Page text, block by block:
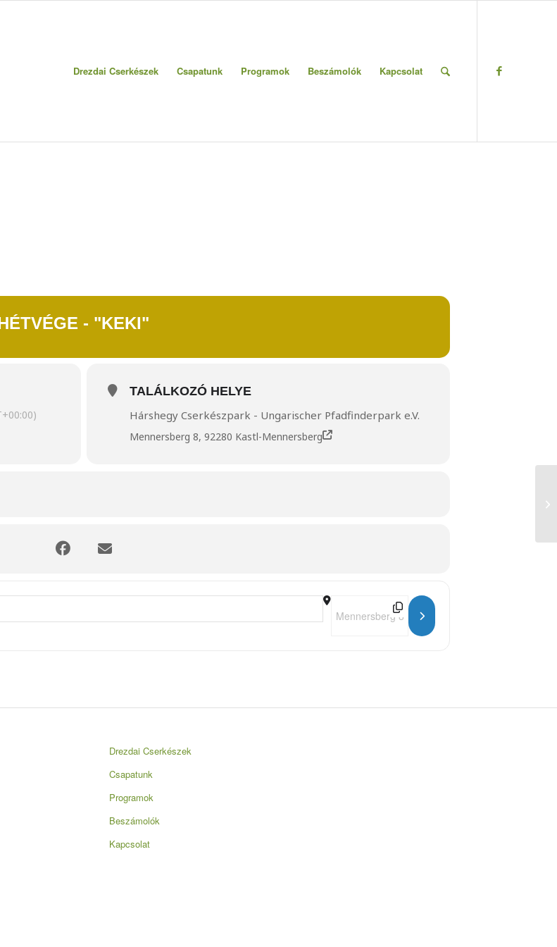
Drezdai Cserkészek Csapatunk Programok Beszámolók Kapcsolat
- "KEKI"
TALÁLKOZÓ HELYE
Hárshegy Cserkészpark - Ungarischer Pfadfinderpark e.V.
Mennersberg 8, 92280 Kastl-Mennersberg
"KEKI" [] Destination Address - Kerületi Kiscserkész
Drezdai Cserkészek
Csapatunk
Programok
Beszámolók
Kapcsolat